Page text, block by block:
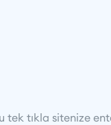
tek tıkla sitenize